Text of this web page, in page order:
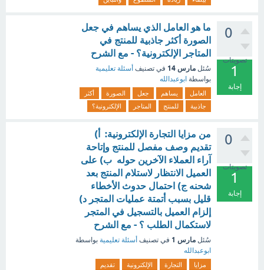
0
تصويتات
1
إجابة
ما هو العامل الذي يساهم في جعل
الصورة أكثر جاذبية للمنتج في
المتاجر الإلكترونية؟ - مع الشرح
سُئل مارس 14 في تصنيف أسئلة تعليمية
بواسطة ابوعبدالله
العامل يساهم جعل الصورة
أكثر
جاذبية
للمنتج المتاجر الإلكترونية؟
0
تصويتات
1
إجابة
من مزايا التجارة الإلكترونية: أ)
تقديم وصف مفصل للمنتج وإتاحة
آراء العملاء الآخرين حوله ب) على
العميل الانتظار لاستلام المنتج بعد
شحنه ج) احتمال حدوث الأخطاء
قليل بسبب أتمتة عمليات المتجر د)
إلزام العميل بالتسجيل في المتجر
لاستكمال الطلب ؟ - مع الشرح
سُئل مارس 1 في تصنيف أسئلة تعليمية بواسطة
ابوعبدالله
مزايا التجارة الإلكترونية
تقديم